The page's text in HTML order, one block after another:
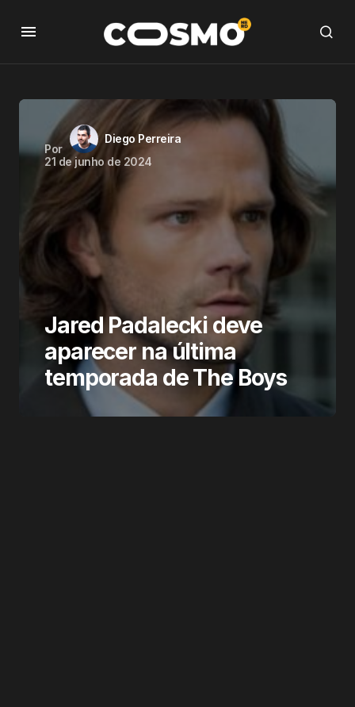
Por
Diego Perreira
21 de junho de 2024
Jared Padalecki deve
aparecer na última
temporada de The Boys